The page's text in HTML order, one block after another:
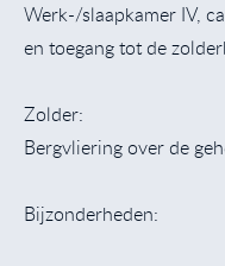
Werk-/slaapkamer IV,
en toegang tot de
Zolder:
Bergvliering over de
Bijzonderheden: